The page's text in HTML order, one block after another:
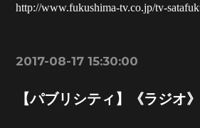
http://www.fukushima-tv.co.jp/tv-
2017-08-17 15:30:00
【パブリシティ】《ラジオ